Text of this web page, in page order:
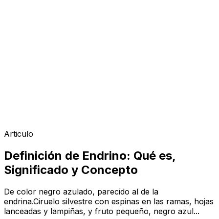
Articulo
Definición de Endrino: Qué es,
Significado y Concepto
De color negro azulado, parecido al de la
endrina.Ciruelo silvestre con espinas en las ramas, hojas
lanceadas y lampiñas, y fruto pequeño, negro azul...